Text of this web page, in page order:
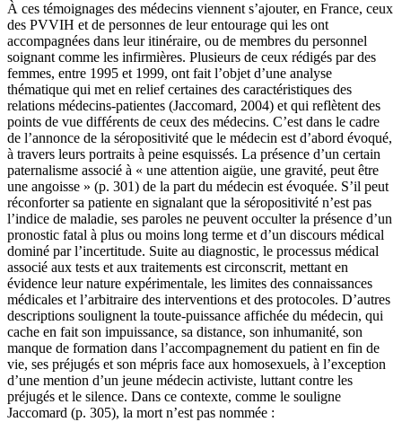
À ces témoignages des médecins viennent s’ajouter, en France, ceux
des PVVIH et de personnes de leur entourage qui les ont
accompagnées dans leur itinéraire, ou de membres du personnel
soignant comme les infirmières. Plusieurs de ceux rédigés par des
femmes, entre 1995 et 1999, ont fait l’objet d’une analyse
thématique qui met en relief certaines des caractéristiques des
relations médecins-patientes (Jaccomard, 2004) et qui reflètent des
points de vue différents de ceux des médecins. C’est dans le cadre
de l’annonce de la séropositivité que le médecin est d’abord évoqué,
à travers leurs portraits à peine esquissés. La présence d’un certain
paternalisme associé à « une attention aigüe, une gravité, peut être
une angoisse » (p. 301) de la part du médecin est évoquée. S’il peut
réconforter sa patiente en signalant que la séropositivité n’est pas
l’indice de maladie, ses paroles ne peuvent occulter la présence d’un
pronostic fatal à plus ou moins long terme et d’un discours médical
dominé par l’incertitude. Suite au diagnostic, le processus médical
associé aux tests et aux traitements est circonscrit, mettant en
évidence leur nature expérimentale, les limites des connaissances
médicales et l’arbitraire des interventions et des protocoles. D’autres
descriptions soulignent la toute-puissance affichée du médecin, qui
cache en fait son impuissance, sa distance, son inhumanité, son
manque de formation dans l’accompagnement du patient en fin de
vie, ses préjugés et son mépris face aux homosexuels, à l’exception
d’une mention d’un jeune médecin activiste, luttant contre les
préjugés et le silence. Dans ce contexte, comme le souligne
Jaccomard (p. 305), la mort n’est pas nommée :